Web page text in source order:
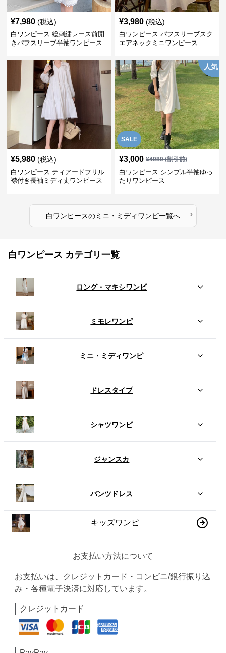
¥7,980 (税込)
白ワンピース 総刺繍レース前開
きパフスリーブ半袖ワンピース
¥3,980 (税込)
白ワンピース パフスリーブスク
エアネックミニワンピース
¥5,980 (税込)
白ワンピース ティアードフリル
襟付き長袖ミディ丈ワンピース
SALE
人気
¥3,000 ¥4980(割引前)
白ワンピース シンプル半袖ゆっ
たりワンピース
白ワンピースのミニ・ミディワンピ一覧へ ›
白ワンピース カテゴリ一覧
ロング・マキシワンピ
ミモレワンピ
ミニ・ミディワンピ
ドレスタイプ
シャツワンピ
ジャンスカ
パンツドレス
キッズワンピ
お支払い方法について
お支払いは、クレジットカード・コンビニ/銀行振り込
み・各種電子決済に対応しています。
クレジットカード